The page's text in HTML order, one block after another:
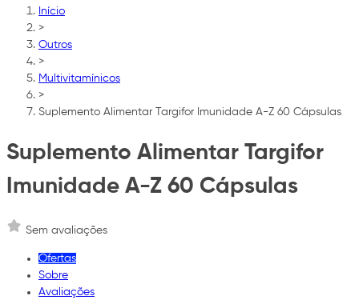
Início
>
Outros
>
Multivitamínicos
>
Suplemento Alimentar Targifor Imunidade A-Z 60 Cápsulas
Suplemento Alimentar Targifor
Imunidade A-Z 60 Cápsulas
Sem avaliações
Ofertas
Sobre
Avaliações